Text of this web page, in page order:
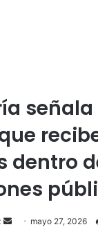
dentro
Send mayo 27, 2026